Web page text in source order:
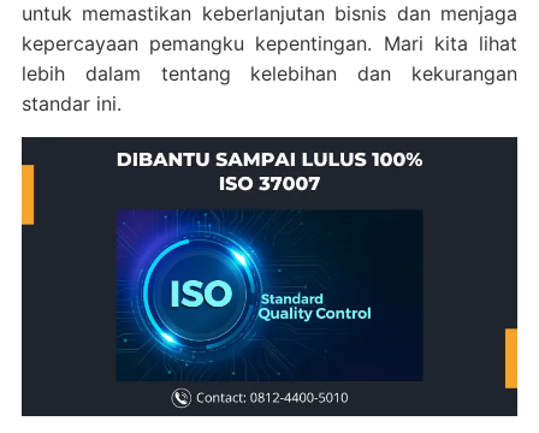
untuk memastikan keberlanjutan bisnis dan menjaga
kepercayaan pemangku kepentingan. Mari kita lihat
lebih dalam tentang kelebihan dan kekurangan
standar ini.